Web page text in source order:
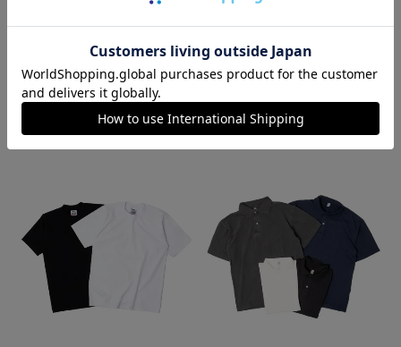
レッドキャップ REDKAP #PT20
インダストリアル ワークパンツ
ロサンゼルスアパレル LOSANGE
ビーフリース スウェットショーツ
¥5,990